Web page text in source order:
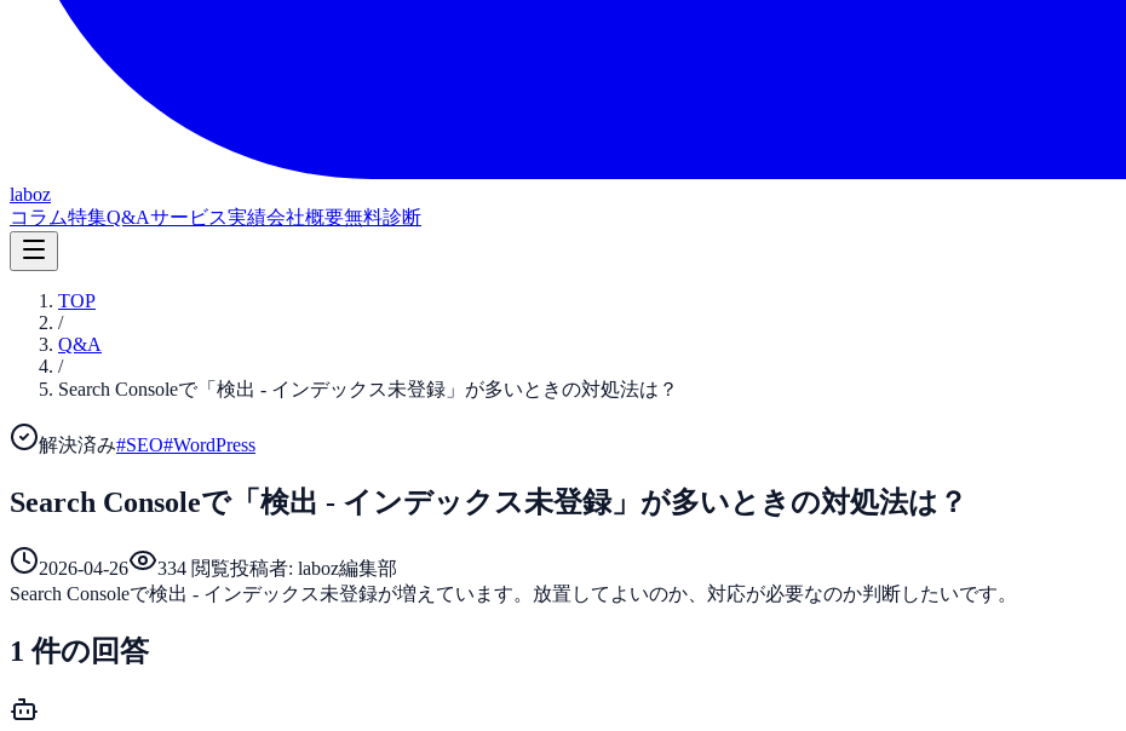
laboz
コラム特集Q&Aサービス実績会社概要無料診断
TOP
/
Q&A
/
Search Consoleで「検出 - インデックス未登録」が多いときの対処法は？
解決済み#SEO#WordPress
Search Consoleで「検出 - インデックス未登録」が多いときの対処法は？
2026-04-26 334 閲覧投稿者: laboz編集部
Search Consoleで検出 - インデックス未登録が増えています。放置してよいのか、対応が必要なのか判断したいです。
1 件の回答